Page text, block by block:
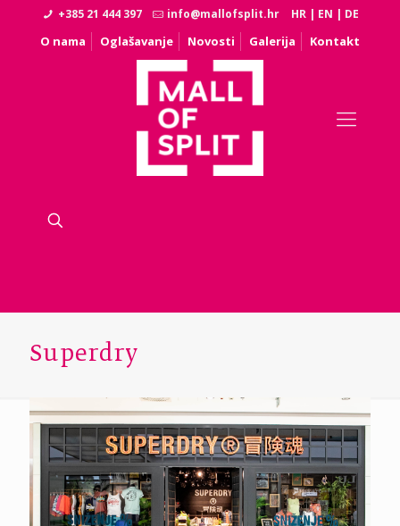
+385 21 444 397 info@mallofsplit.hr HR | EN | DE
O nama Oglašavanje Novosti Galerija Kontakt
Superdry